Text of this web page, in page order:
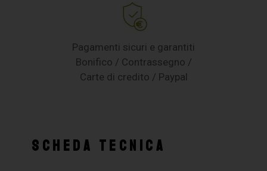
Pagamenti sicuri e garantiti
Bonifico / Contrassegno /
Carte di credito / Paypal
SCHEDA TECNICA